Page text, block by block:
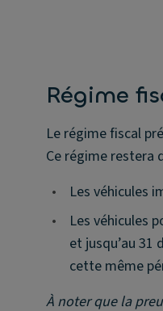
Régime
Le régime fiscal
Ce régime restera
•
Les véhicules
•
Les véhicules
et jusqu’au 31
cette même
À noter que la